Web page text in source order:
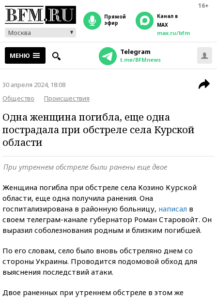
16+
Москва
прямой
эфир
Канал в
MAX
max.ru/bfm
МЕНЮ Telegram
t.me/BFMnews
30 апреля 2024, 18:08
Общество
Происшествия
Одна женщина погибла, еще одна
пострадала при обстреле села Курской
области
При утреннем обстреле были ранены еще двое
Женщина погибла при обстреле села Козино Курской
области, еще одна получила ранения. Она
госпитализирована в районную больницу, написал в
своем телеграм-канале губернатор Роман Старовойт. Он
выразил соболезнования родным и близким погибшей.
По его словам, село было вновь обстреляно днем со
стороны Украины. Проводится подомовой обход для
выяснения последствий атаки.
Двое раненных при утреннем обстреле в этом же